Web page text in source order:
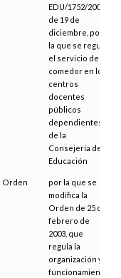
EDU/1752/2003,
de 19 de
diciembre, por
la que se regula
el servicio de
comedor en los
centros
docentes
públicos
dependientes
de la
Consejería de
Educación
Orden
por la que se
modifica la
Orden de 25 de
febrero de
2003, que
regula la
organización y
funcionamiento